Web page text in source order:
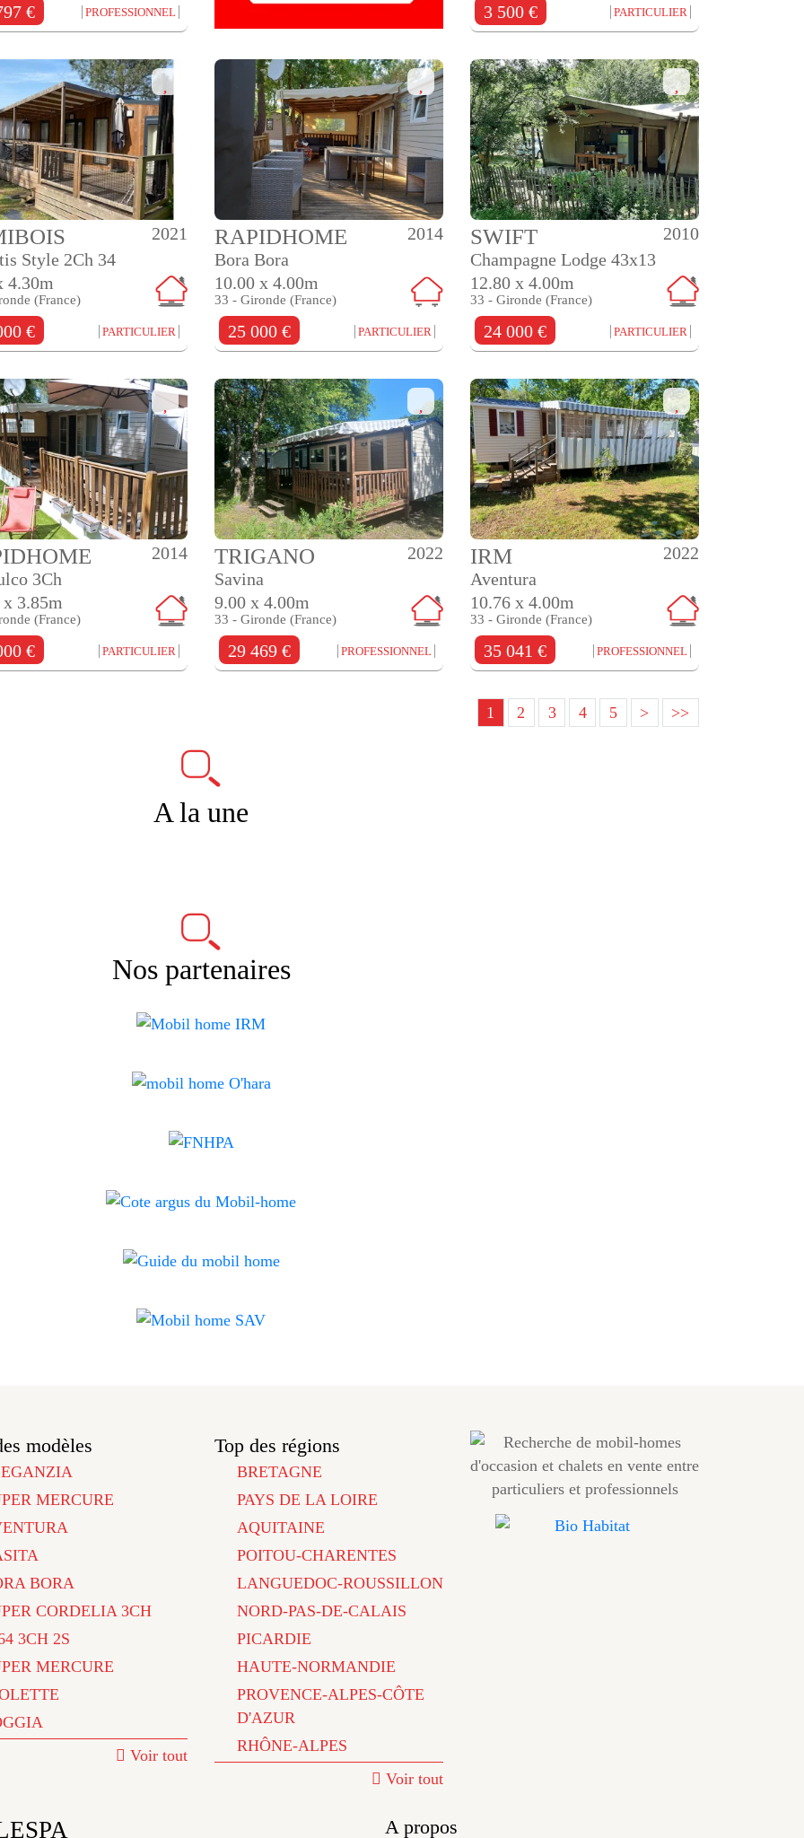
€ PROFESSIONNEL 3 500 € PARTICULIER
2021
Style 2Ch 34
4.30m
(France)
€ PARTICULIER
2014
RAPIDHOME
Bora Bora
10.00 x 4.00m
33 - Gironde (France)
25 000 € PARTICULIER
2010
SWIFT
Champagne Lodge 43x13
12.80 x 4.00m
33 - Gironde (France)
24 000 € PARTICULIER
2014
3Ch
3.85m
(France)
€ PARTICULIER
2022
TRIGANO
Savina
9.00 x 4.00m
33 - Gironde (France)
29 469 € PROFESSIONNEL
2022
IRM
Aventura
10.76 x 4.00m
33 - Gironde (France)
35 041 € PROFESSIONNEL
1 2 3 4 5 > >>
A la une
Nos partenaires
modèles
MERCURE
BORA
CORDELIA 3CH
3CH 2S
MERCURE
Voir tout
Top des régions
BRETAGNE
PAYS DE LA LOIRE
AQUITAINE
POITOU-CHARENTES
LANGUEDOC-ROUSSILLON
NORD-PAS-DE-CALAIS
PICARDIE
HAUTE-NORMANDIE
PROVENCE-ALPES-CÔTE
D'AZUR
RHÔNE-ALPES
Voir tout
A propos